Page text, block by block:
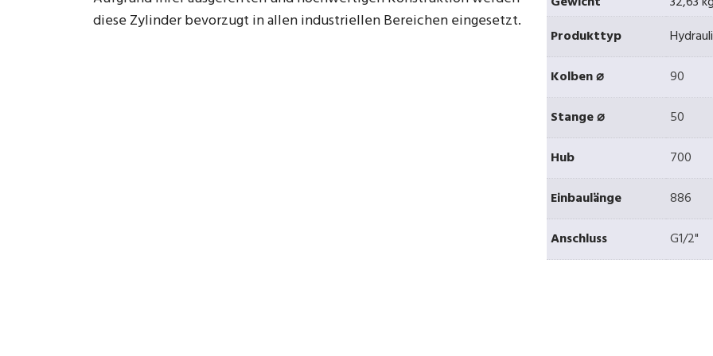
diese Zylinder bevorzugt in allen industriellen Bereichen eingesetzt.
Produkttyp
Kolben ⌀
90
Stange ⌀
50
Hub
700
Einbaulänge
886
Anschluss
G1/2"